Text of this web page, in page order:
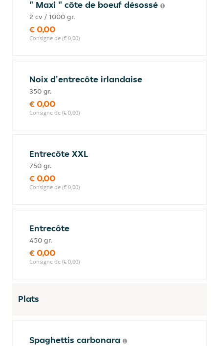
" Maxi " côte de boeuf désossé
2 cv / 1000 gr.
€ 0,00
Consigne de (€ 0,00)
Noix d'entrecôte irlandaise
350 gr.
€ 0,00
Consigne de (€ 0,00)
Entrecôte XXL
750 gr.
€ 0,00
Consigne de (€ 0,00)
Entrecôte
450 gr.
€ 0,00
Consigne de (€ 0,00)
Plats
Spaghettis carbonara